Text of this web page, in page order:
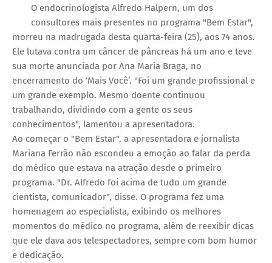
O endocrinologista Alfredo Halpern, um dos
consultores mais presentes no programa "Bem Estar",
morreu na madrugada desta quarta-feira (25), aos 74 anos.
Ele lutava contra um câncer de pâncreas há um ano e teve
sua morte anunciada por Ana Maria Braga, no
encerramento do ‘Mais Você’. "Foi um grande profissional e
um grande exemplo. Mesmo doente continuou
trabalhando, dividindo com a gente os seus
conhecimentos", lamentou a apresentadora.
Ao começar o "Bem Estar", a apresentadora e jornalista
Mariana Ferrão não escondeu a emoção ao falar da perda
do médico que estava na atração desde o primeiro
programa. "Dr. Alfredo foi acima de tudo um grande
cientista, comunicador", disse. O programa fez uma
homenagem ao especialista, exibindo os melhores
momentos do médico no programa, além de reexibir dicas
que ele dava aos telespectadores, sempre com bom humor
e dedicação.